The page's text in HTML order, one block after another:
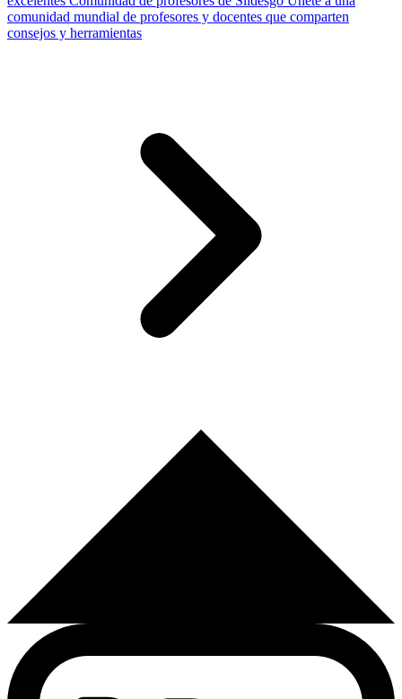
comunidad mundial de profesores y docentes que comparten
consejos y herramientas